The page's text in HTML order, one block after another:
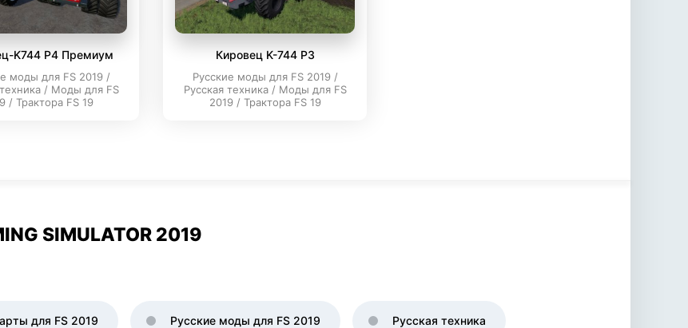
K744 Р4 Премиум
моды для FS 2019 /
техника / Моды для FS
/ Трактора FS 19
Кировец K-744 P3
Русские моды для FS 2019 /
Русская техника / Моды для FS
2019 / Трактора FS 19
SIMULATOR 2019
для FS 2019 Русские моды для FS 2019 Русская техника